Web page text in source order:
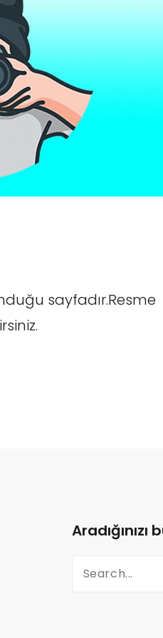
sayfadır.Resme
Aradığınızı
Search